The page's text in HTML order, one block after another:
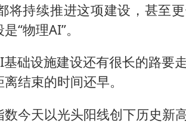
将持续推进这项建设，甚至
“物理AI”。
础设施建设还有很长的路要
结束的时间还早。
今天以光头阳线创下历史新高